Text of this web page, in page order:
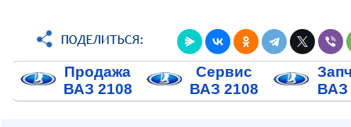
Продажа
ВАЗ 2108
Сервис
ВАЗ 2108
ВАЗ